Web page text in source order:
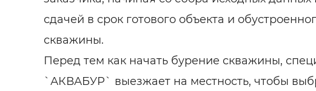
сдачей в срок готового объекта и
скважины.
Перед тем как начать бурение скважины,
`АКВАБУР` выезжает на местность, чтобы